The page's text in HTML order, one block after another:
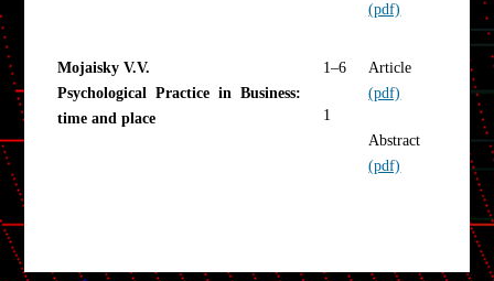
(pdf)
Mojaisky V.V.
Psychological Practice in Business:
time and place
1–6
1
Article
(pdf)
Abstract
(pdf)